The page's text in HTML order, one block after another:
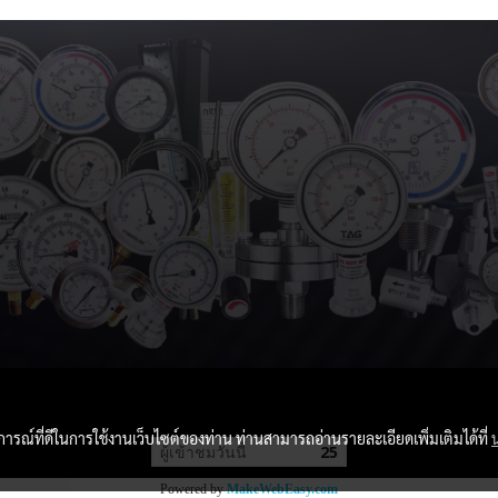
ผู้เข้าชมวันนี้ 25
Powered byMakeWebEasy.com
ณ์ที่ดีในการใช้งานเว็บไซต์ของท่าน ท่านสามารถอ่านรายละเอียดเพิ่มเติมได้ที่